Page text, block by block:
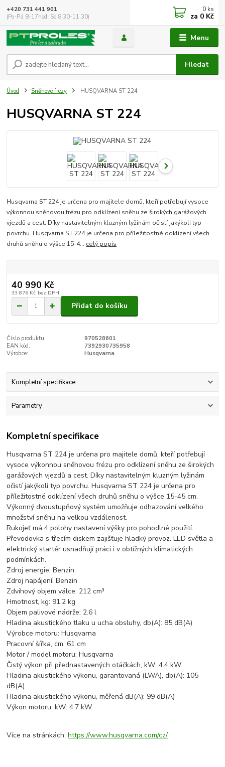
Menu
Hledat
+420 731 441 901
(Po-Pá 8-17hod, So 8.30-11.30)
0 ks
za 0 Kč
Úvod Sněhové frézy HUSQVARNA ST 224
HUSQVARNA ST 224
Husqvarna ST 224 je určena pro majitele domů, kteří potřebují vysoce
výkonnou sněhovou frézu pro odklízení sněhu ze širokých garážových
vjezdů a cest. Díky nastavitelným kluzným lyžinám očistí jakýkoli typ
povrchu. Husqvarna ST 224 je určena pro příležitostné odklízení všech
druhů sněhu o výšce 15-4... celý popis
40 990 Kč
33 876 Kč bez DPH
Přidat do košíku
Číslo produktu:
970528601
EAN kód:
7392930735958
Výrobce:
Husqvarna
Kompletní specifikace
Parametry
Kompletní specifikace
Husqvarna ST 224 je určena pro majitele domů, kteří potřebují
vysoce výkonnou sněhovou frézu pro odklízení sněhu ze širokých
garážových vjezdů a cest. Díky nastavitelným kluzným lyžinám
očistí jakýkoli typ povrchu. Husqvarna ST 224 je určena pro
příležitostné odklízení všech druhů sněhu o výšce 15-45 cm.
Výkonný dvoustupňový systém umožňuje odhazování velkého
množství sněhu na velkou vzdálenost.
Rukojeť má 4 polohy nastavení výšky pro pohodlné použití.
Převodovka s třecím diskem zajišťuje hladký provoz. LED světla a
elektrický startér usnadňují práci i v obtížných klimatických
podmínkách.
Zdroj energie: Benzin
Zdroj napájení: Benzin
Zdvihový objem válce: 212 cm³
Hmotnost, kg: 91.2 kg
Objem palivové nádrže: 2.6 l
Hladina akustického tlaku u ucha obsluhy, db(A): 85 dB(A)
Výrobce motoru: Husqvarna
Pracovní šířka, cm: 61 cm
Motor / model motoru: Husqvarna
Čistý výkon při přednastavených otáčkách, kW: 4.4 kW
Hladina akustického výkonu, garantovaná (LWA), db(A): 105
dB(A)
Hladina akustického výkonu, měřená dB(A): 99 dB(A)
Výkon motoru, kW: 4.7 kW
Více na stránkách:https://www.husqvarna.com/cz/